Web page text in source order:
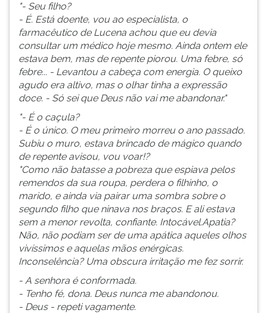
"- Seu filho?
- É. Está doente, vou ao especialista, o
farmacêutico de Lucena achou que eu devia
consultar um médico hoje mesmo. Ainda ontem ele
estava bem, mas de repente piorou. Uma febre, só
febre... - Levantou a cabeça com energia. O queixo
agudo era altivo, mas o olhar tinha a expressão
doce. - Só sei que Deus não vai me abandonar."
"- É o caçula?
- É o único. O meu primeiro morreu o ano passado.
Subiu o muro, estava brincado de mágico quando
de repente avisou, vou voar!?
"Como não batasse a pobreza que espiava pelos
remendos da sua roupa, perdera o filhinho, o
marido, e ainda via pairar uma sombra sobre o
segundo filho que ninava nos braços. E ali estava
sem a menor revolta, confiante. Intocável.Apatia?
Não, não podiam ser de uma apática aqueles olhos
vivíssimos e aquelas mãos enérgicas.
Inconselência? Uma obscura irritação me fez sorrir.
- A senhora é conformada.
- Tenho fé, dona. Deus nunca me abandonou.
- Deus - repeti vagamente.